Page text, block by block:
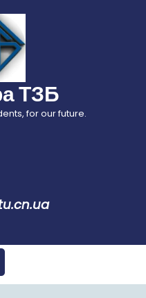
ТЗБ
for our future.